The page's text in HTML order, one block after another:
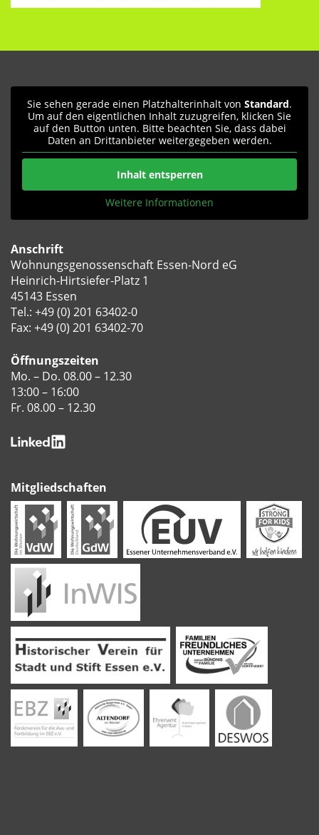
Sie sehen gerade einen Platzhalterinhalt von Standard.
Um auf den eigentlichen Inhalt zuzugreifen, klicken Sie
auf den Button unten. Bitte beachten Sie, dass dabei
Daten an Drittanbieter weitergegeben werden.
Inhalt entsperren
Weitere Informationen
Anschrift
Wohnungsgenossenschaft Essen-Nord eG
Heinrich-Hirtsiefer-Platz 1
45143 Essen
Tel.: +49 (0) 201 63402-0
Fax: +49 (0) 201 63402-70
Öffnungszeiten
Mo. – Do. 08.00 – 12.30
13:00 – 16:00
Fr. 08.00 – 12.30
Mitgliedschaften